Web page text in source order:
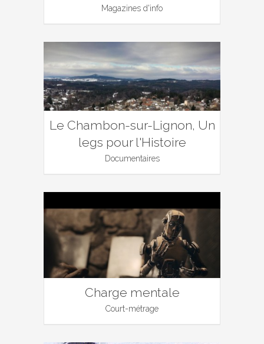
Magazines d'info
Le Chambon-sur-Lignon, Un
legs pour l'Histoire
Documentaires
Charge mentale
Court-métrage